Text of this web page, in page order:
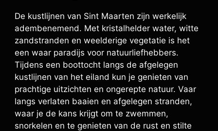
De kustlijnen van Sint Maarten zijn werkelijk
adembenemend. Met kristalhelder water, witte
zandstranden en weelderige vegetatie is het
een waar paradijs voor natuurliefhebbers.
Tijdens een boottocht langs de afgelegen
kustlijnen van het eiland kun je genieten van
prachtige uitzichten en ongerepte natuur. Vaar
langs verlaten baaien en afgelegen stranden,
waar je de kans krijgt om te zwemmen,
snorkelen en te genieten van de rust en stilte